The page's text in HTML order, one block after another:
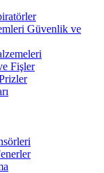
Güvenlik ve
Fişler